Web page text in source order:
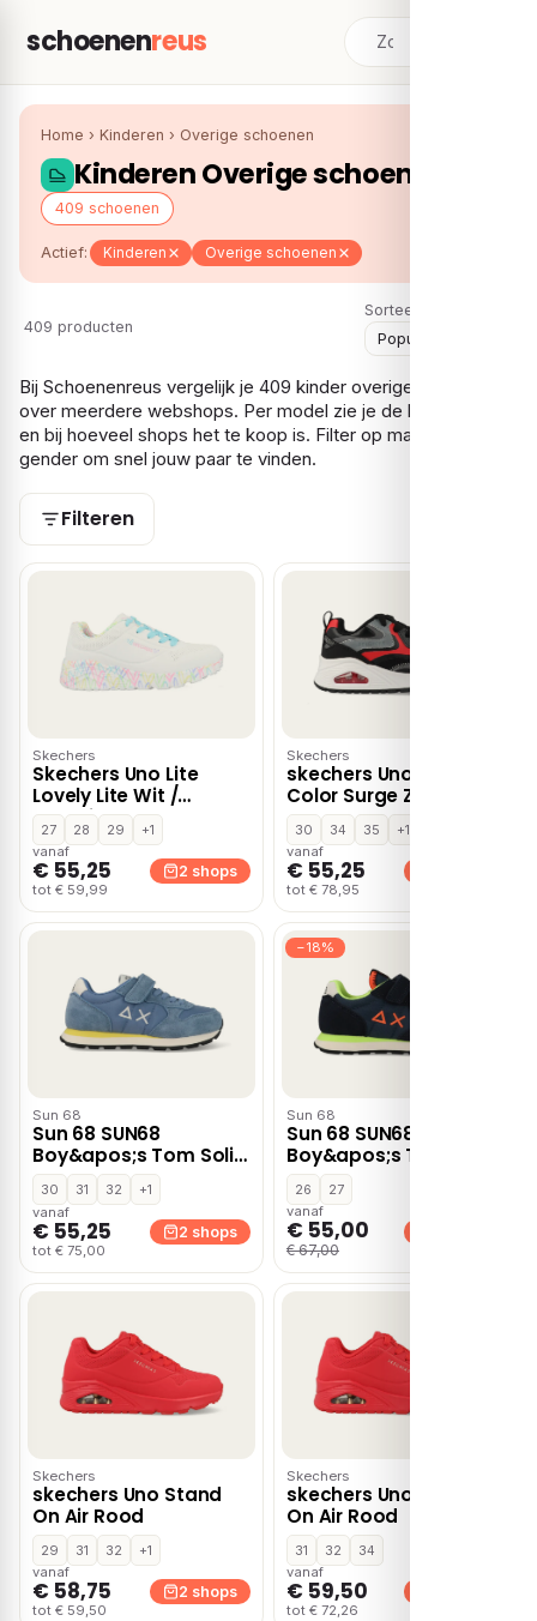
schoenenreus
Home › Kinderen › Overige schoenen
Kinderen Overige schoenen
409 schoenen
Actief: Kinderen Overige schoenen
409 producten
Sorteer:
Bij Schoenenreus vergelijk je 409 kinder overige schoenen
over meerdere webshops. Per model zie je de laagste prijs
en bij hoeveel shops het te koop is. Filter op maat, prijs en
gender om snel jouw paar te vinden.
Filteren
Skechers
Skechers Uno Lite
Lovely Lite Wit /
Turqoise
27 28 29
+1
vanaf
€ 55,25
tot € 59,99
2 shops
Skechers
skechers Uno Gen1
Color Surge Zwart
30 34 35
+1
vanaf
€ 55,25
tot € 78,95
Sun 68
Sun 68 SUN68
Boy&apos;s Tom Solid
– Blauw
30 31 32
+1
vanaf
€ 55,25
tot € 75,00
2 shops
−18%
Sun 68
Sun 68 SUN68
Boy&apos;s Tom Fluo
– Donker blauw
26
27
vanaf
€ 55,00
€ 67,00
Skechers
skechers Uno Stand
On Air Rood
29 31 32
+1
vanaf
€ 58,75
tot € 59,50
2 shops
Skechers
skechers Uno Stand
On Air Rood
31 32
34
vanaf
€ 59,50
tot € 72,26